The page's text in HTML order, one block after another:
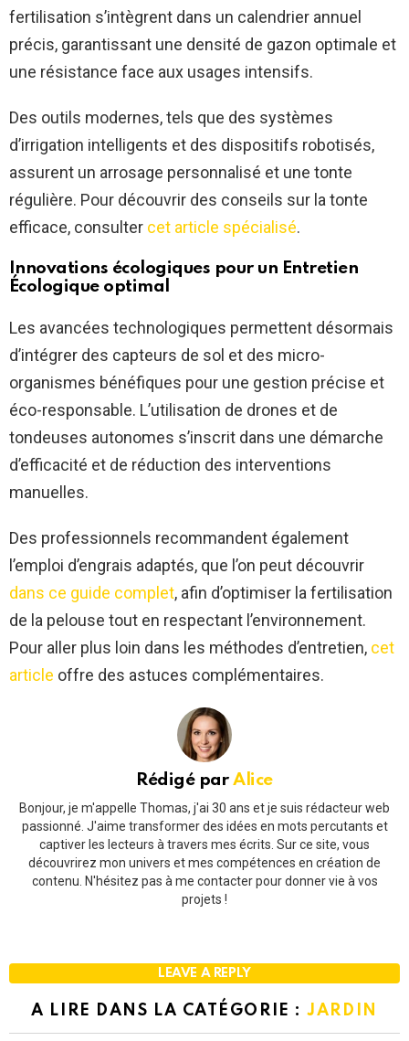
fertilisation s’intègrent dans un calendrier annuel
précis, garantissant une densité de gazon optimale et
une résistance face aux usages intensifs.
Des outils modernes, tels que des systèmes
d’irrigation intelligents et des dispositifs robotisés,
assurent un arrosage personnalisé et une tonte
régulière. Pour découvrir des conseils sur la tonte
efficace, consulter cet article spécialisé.
Innovations écologiques pour un Entretien
Écologiqueoptimal
Les avancées technologiques permettent désormais
d’intégrer des capteurs de sol et des micro-
organismes bénéfiques pour une gestion précise et
éco-responsable. L’utilisation de drones et de
tondeuses autonomes s’inscrit dans une démarche
d’efficacité et de réduction des interventions
manuelles.
Des professionnels recommandent également
l’emploi d’engrais adaptés, que l’on peut découvrir
dans ce guide complet, afin d’optimiser la fertilisation
de la pelouse tout en respectant l’environnement.
Pour aller plus loin dans les méthodes d’entretien, cet
article offre des astuces complémentaires.
Rédigé parAlice
Bonjour, je m'appelle Thomas, j'ai 30 ans et je suis rédacteur web
passionné. J'aime transformer des idées en mots percutants et
captiver les lecteurs à travers mes écrits. Sur ce site, vous
découvrirez mon univers et mes compétences en création de
contenu. N'hésitez pas à me contacter pour donner vie à vos
projets !
LEAVE A REPLY
A LIRE DANS LA CATÉGORIE :JARDIN